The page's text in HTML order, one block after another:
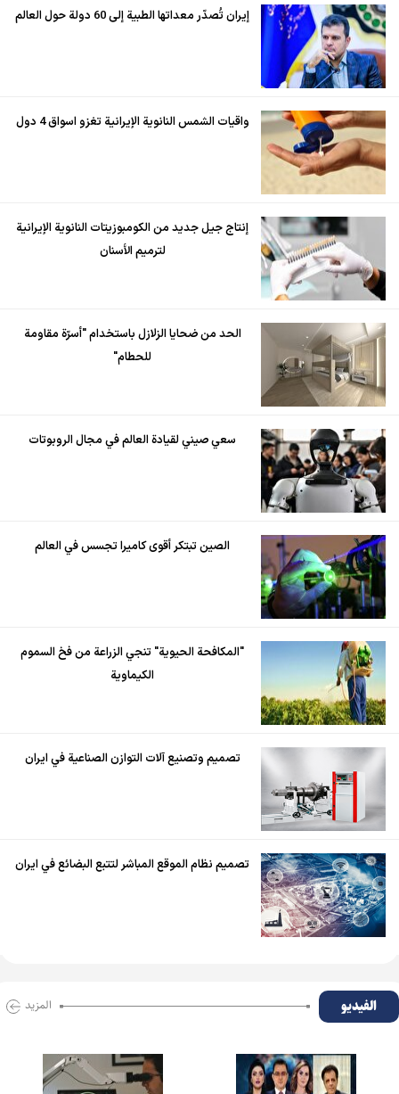
إيران تُصدّر معداتها الطبية إلى 60 دولة حول العالم
واقيات الشمس النانوية الإيرانية تغزو اسواق 4 دول
إنتاج جيل جديد من الكومبوزيتات النانوية الإيرانية
لترميم الأسنان
الحد من ضحايا الزلازل باستخدام "أسرّة مقاومة
للحطام"
سعي صيني لقيادة العالم في مجال الروبوتات
الصين تبتكر أقوى كاميرا تجسس في العالم
"المكافحة الحيوية" تنجي الزراعة من فخ السموم
الكيماوية
تصميم وتصنيع آلات التوازن الصناعية في ايران
تصميم نظام الموقع المباشر لتتبع البضائع في ايران
الفیدیو المزید